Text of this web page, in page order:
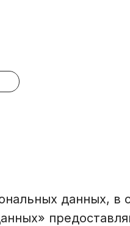
данных,